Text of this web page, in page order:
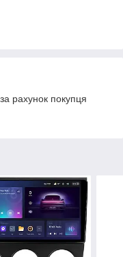
рахунок покупця